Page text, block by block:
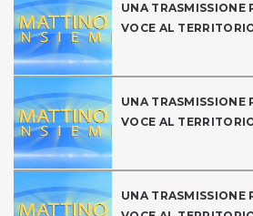
UNA TRASMISSIONE
VOCE AL
UNA TRASMISSIONE
VOCE AL
UNA TRASMISSIONE